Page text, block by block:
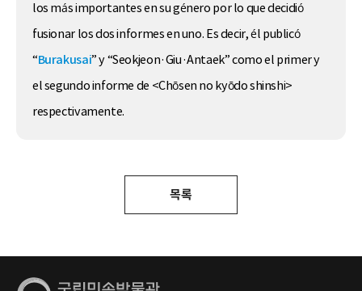
los más importantes en su género por lo que decidió
fusionar los dos informes en uno. Es decir, él publicó
“Burakusai” y “Seokjeon·Giu·Antaek” como el primer y
el segundo informe de <Chōsen no kyōdo shinshi>
respectivamente.
목록